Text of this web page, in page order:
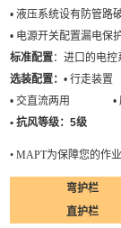
• 液压系统设有防管路
• 电源开关配置漏电保
标准配置：进口的电控
选装配置： • 行走
• 交直流两用 •
• 抗风等级：5级
• MAPT为保障您的作
弯护栏
直护栏